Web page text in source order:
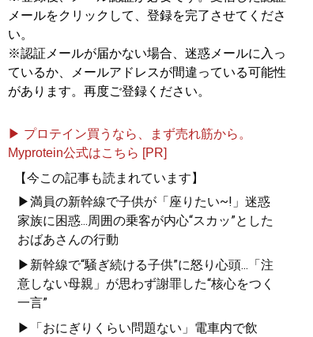
メールをクリックして、登録を完了させてくださ
い。
※認証メールが届かない場合、迷惑メールに入っ
ているか、メールアドレスが間違っている可能性
があります。再度ご登録ください。
▶ プロテイン買うなら、まず売れ筋から。
Myprotein公式はこちら [PR]
【今この記事も読まれています】
▶満員の新幹線で子供が「座りたい~!」迷惑
家族に困惑...周囲の乗客が内心“スカッ”とした
おばあさんの行動
▶新幹線で“騒ぎ続ける子供”に怒り心頭...「注
意しない母親」が思わず謝罪した“核心をつく
一言”
▶「おにぎりくらい問題ない」電車内で飲